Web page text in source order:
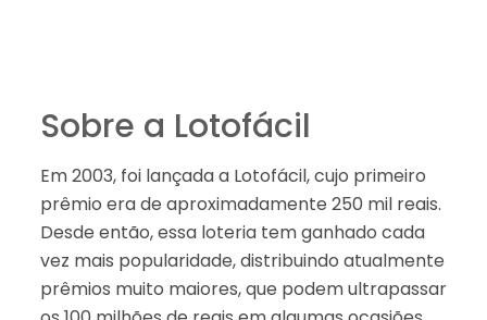
Sobre a Lotofácil
Em 2003, foi lançada a Lotofácil, cujo primeiro
prêmio era de aproximadamente 250 mil reais.
Desde então, essa loteria tem ganhado cada
vez mais popularidade, distribuindo atualmente
prêmios muito maiores, que podem ultrapassar